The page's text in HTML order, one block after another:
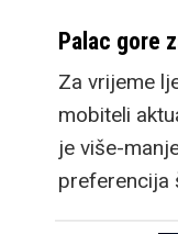
Palac gore
Za vrijeme
mobiteli
je više-
preferencija